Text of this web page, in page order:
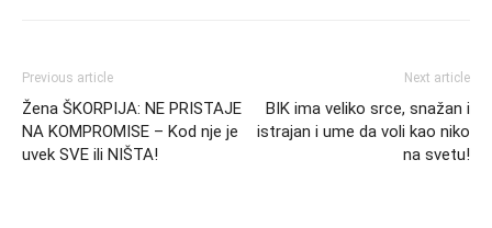
Previous article
Žena ŠKORPIJA: NE PRISTAJE
NA KOMPROMISE – Kod nje je
uvek SVE ili NIŠTA!
Next article
BIK ima veliko srce, snažan i
istrajan i ume da voli kao niko
na svetu!